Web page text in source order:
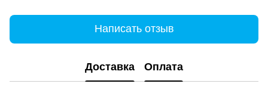
Написать отзыв
Доставка Оплата